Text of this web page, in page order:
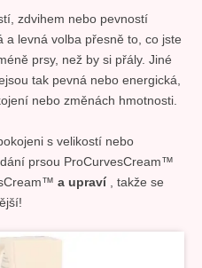
zdvihem nebo pevností
a levná volba přesně to, co jste
prsy, než by si přály. Jiné
tak pevná nebo energická,
nebo změnách hmotnosti.
s velikostí nebo
prsou ProCurvesCream™
a upraví, takže se